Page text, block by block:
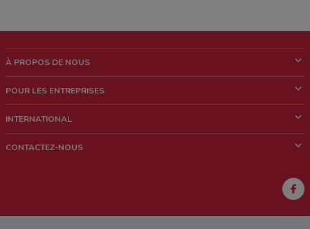
À PROPOS DE NOUS
News & Médias
POUR LES ENTREPRISES
Contacts commerciaux et/ou marketing
INTERNATIONAL
CONTACTEZ-NOUS
Vous rencontrez un problème technique sur l’appli ou le site?